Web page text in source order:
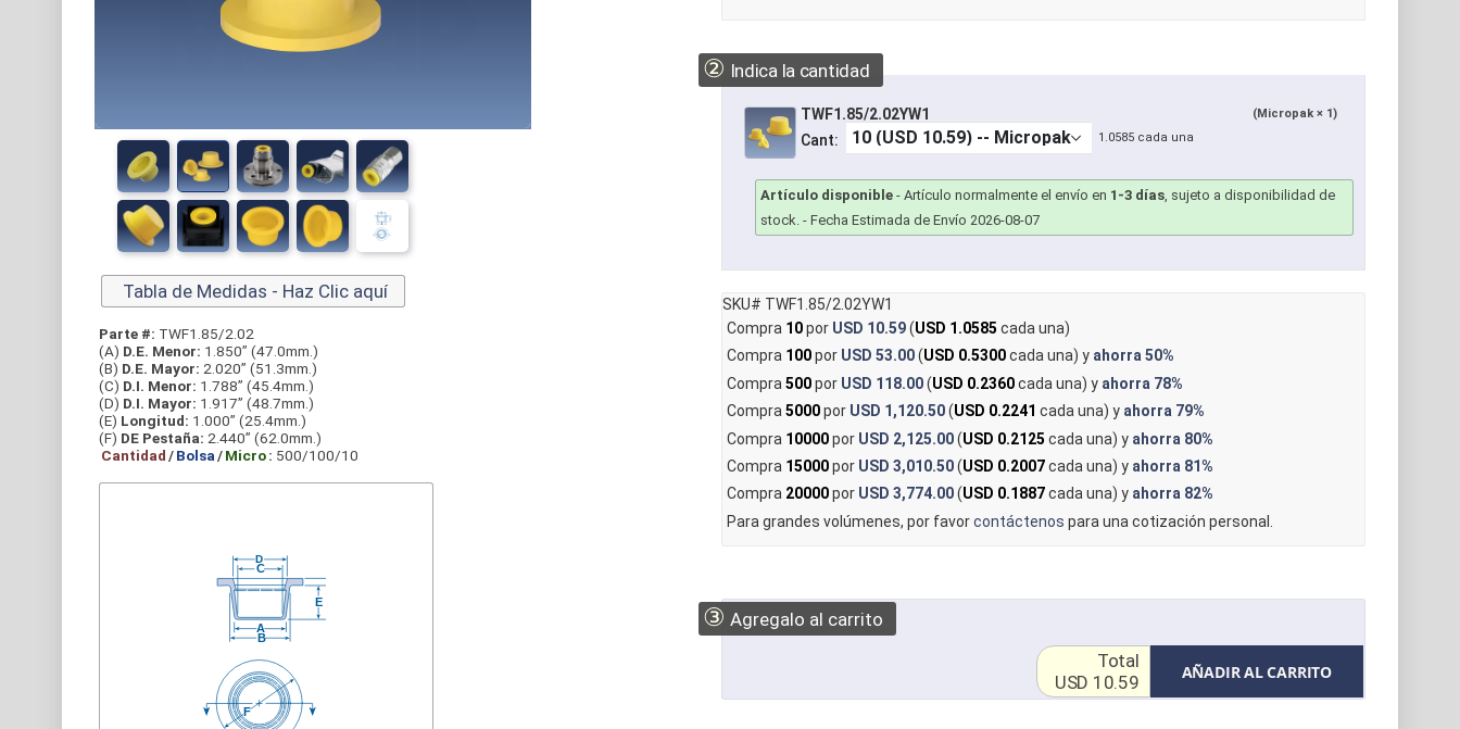
② Indica la cantidad
TWF1.85/2.02YW1 (Micropak × 1)
Cant: 1.0585 cada una
Artículo disponible -Artículo normalmente el envío en 1-3 días, sujeto a disponibilidad de
stock. - Fecha Estimada de Envío 2026-08-07
SKU# TWF1.85/2.02YW1
Compra 10por USD 10.59(USD 1.0585 cada una)
Compra 100por USD 53.00(USD 0.5300cada una) y ahorra50%
Compra 500por USD 118.00(USD 0.2360cada una) y ahorra 78%
Compra 5000por USD 1,120.50(USD 0.2241 cada una) y ahorra 79%
Compra 10000por USD 2,125.00(USD 0.2125 cada una) y ahorra 80%
Compra 15000por USD 3,010.50(USD 0.2007cada una) y ahorra 81%
Compra 20000por USD 3,774.00(USD 0.1887cada una) y ahorra 82%
Para grandes volúmenes, por favorcontáctenos para una cotización personal.
③ Agregalo al carrito
AÑADIR AL CARRITO
Total
USD 10.59
Tabla de Medidas - Haz Clic aquí
Parte #: TWF1.85/2.02
(A) D.E. Menor: 1.850” (47.0mm.)
(B) D.E. Mayor: 2.020” (51.3mm.)
(C) D.I. Menor: 1.788” (45.4mm.)
(D) D.I. Mayor: 1.917” (48.7mm.)
(E) Longitud: 1.000” (25.4mm.)
(F) DE Pestaña: 2.440” (62.0mm.)
Cantidad/Bolsa/Micro: 500/100/10